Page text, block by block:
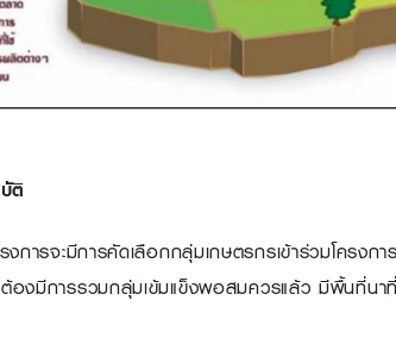
ติ
ครงการจะมีการคัดเลือกกลุ่มเกษตรกรเข้าร่วมโคร
ต้องมีการรวมกลุ่มเข้มแข็งพอสมควรแล้ว มีพื้นที่น